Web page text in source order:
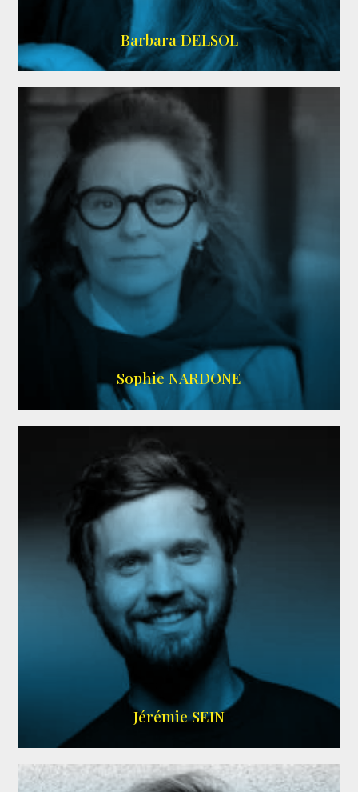
IMDB
Barbara DELSOL
RS DOUBLAGE,WIKIPEDIA
Sophie NARDONE
MEMBRE ARDA
Jérémie SEIN